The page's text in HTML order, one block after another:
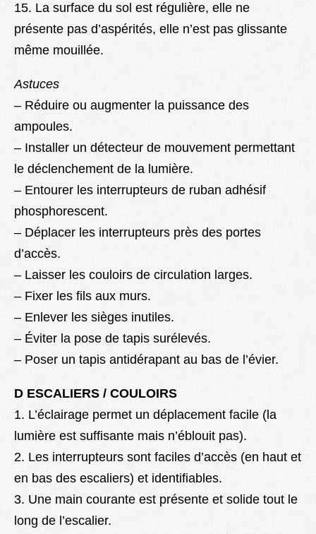
15. La surface du sol est régulière, elle ne
présente pas d’aspérités, elle n’est pas glissante
même mouillée.
Astuces
– Réduire ou augmenter la puissance des
ampoules.
– Installer un détecteur de mouvement permettant
le déclenchement de la lumière.
– Entourer les interrupteurs de ruban adhésif
phosphorescent.
– Déplacer les interrupteurs près des portes
d’accès.
– Laisser les couloirs de circulation larges.
– Fixer les fils aux murs.
– Enlever les sièges inutiles.
– Éviter la pose de tapis surélevés.
– Poser un tapis antidérapant au bas de l’évier.
D ESCALIERS / COULOIRS
1. L’éclairage permet un déplacement facile (la
lumière est suffisante mais n’éblouit pas).
2. Les interrupteurs sont faciles d’accès (en haut et
en bas des escaliers) et identifiables.
3. Une main courante est présente et solide tout le
long de l’escalier.